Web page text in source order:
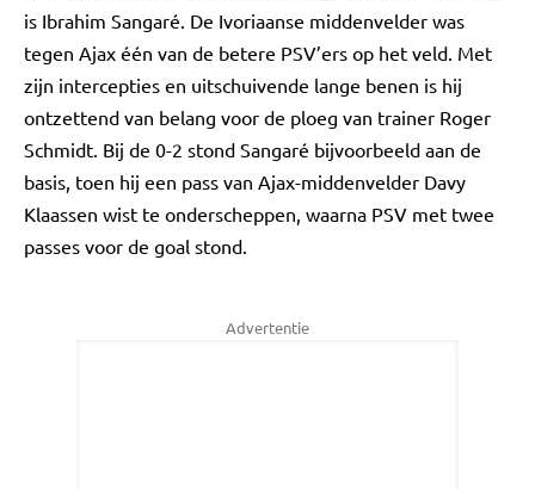
is Ibrahim Sangaré. De Ivoriaanse middenvelder was
tegen Ajax één van de betere PSV’ers op het veld. Met
zijn intercepties en uitschuivende lange benen is hij
ontzettend van belang voor de ploeg van trainer Roger
Schmidt. Bij de 0-2 stond Sangaré bijvoorbeeld aan de
basis, toen hij een pass van Ajax-middenvelder Davy
Klaassen wist te onderscheppen, waarna PSV met twee
passes voor de goal stond.
Advertentie